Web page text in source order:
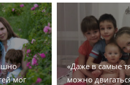
мог
«Даже в самые
можно